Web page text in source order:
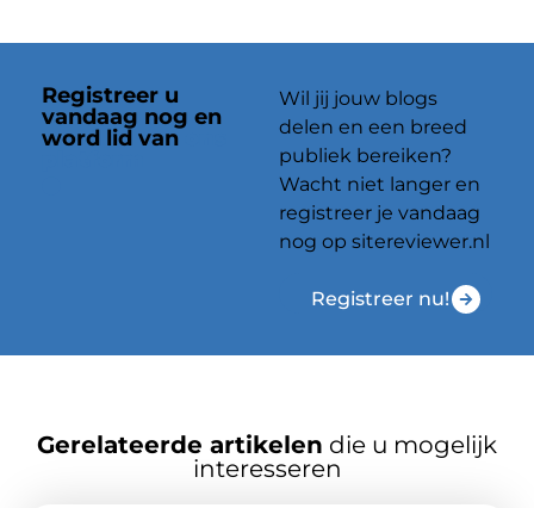
Registreer u
vandaag nog en
word lid van
Wil jij jouw blogs
delen en een breed
publiek bereiken?
Wacht niet langer en
registreer je vandaag
nog op sitereviewer.nl
Registreer nu!
Gerelateerde artikelen die u mogelijk
interesseren